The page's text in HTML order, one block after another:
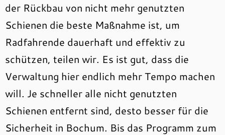
der Rückbau von nicht mehr genutzten
Schienen die beste Maßnahme ist, um
Radfahrende dauerhaft und effektiv zu
schützen, teilen wir. Es ist gut, dass die
Verwaltung hier endlich mehr Tempo machen
will. Je schneller alle nicht genutzten
Schienen entfernt sind, desto besser für die
Sicherheit in Bochum. Bis das Programm zum